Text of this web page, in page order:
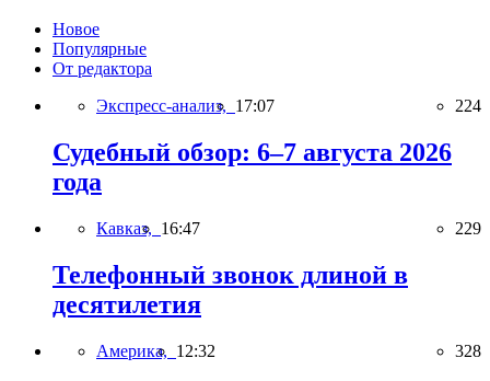
Новое
Популярные
От редактора
Экспресс-анализ, 17:07 224
Судебный обзор: 6–7 августа 2026
года
Кавказ, 16:47 229
Телефонный звонок длиной в
десятилетия
Америка, 12:32 328